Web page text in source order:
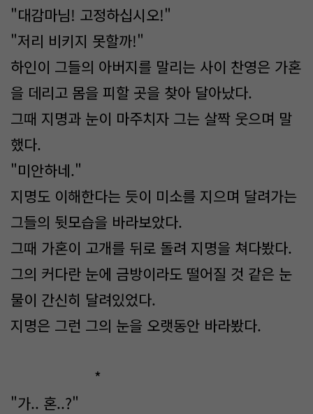
"대감마님! 고정하십시오!"
"저리 비키지 못할까!"
하인이 그들의 아버지를 말리는 사이 찬영은 가혼
을 데리고 몸을 피할 곳을 찾아 달아났다.
그때 지명과 눈이 마주치자 그는 살짝 웃으며 말
했다.
"미안하네."
지명도 이해한다는 듯이 미소를 지으며 달려가는
그들의 뒷모습을 바라보았다.
그때 가혼이 고개를 뒤로 돌려 지명을 쳐다봤다.
그의 커다란 눈에 금방이라도 떨어질 것 같은 눈
물이 간신히 달려있었다.
지명은 그런 그의 눈을 오랫동안 바라봤다.
*
"가.. 혼..?"